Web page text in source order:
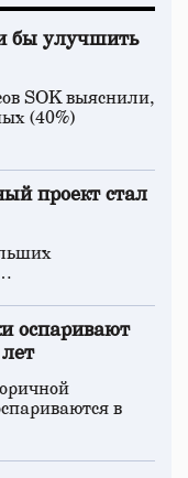
бы улучшить
SOK выяснили,
(40%)
проект стал
оспаривают
в